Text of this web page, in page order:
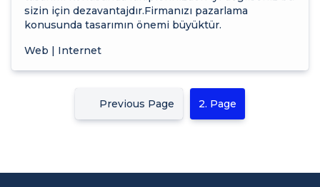
sizin için dezavantajdır.Firmanızı pazarlama
konusunda tasarımın önemi büyüktür.
Web | Internet
Previous Page 2. Page